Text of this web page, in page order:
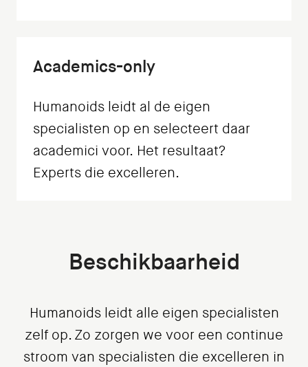
Academics-only
Humanoids leidt al de eigen
specialisten op en selecteert daar
academici voor. Het resultaat?
Experts die excelleren.
Beschikbaarheid
Humanoids leidt alle eigen specialisten
zelf op. Zo zorgen we voor een continue
stroom van specialisten die excelleren in